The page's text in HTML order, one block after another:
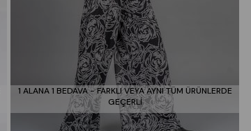
1 ALANA 1 BEDAVA - FARKLI VEYA AYNI TÜM ÜRÜNLERDE
GEÇERLİ